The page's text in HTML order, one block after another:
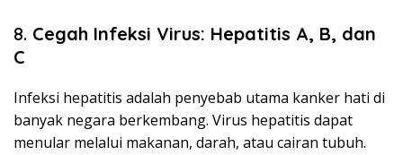
8. Cegah Infeksi Virus: Hepatitis A, B, dan
C
Infeksi hepatitis adalah penyebab utama kanker hati di
banyak negara berkembang. Virus hepatitis dapat
menular melalui makanan, darah, atau cairan tubuh.